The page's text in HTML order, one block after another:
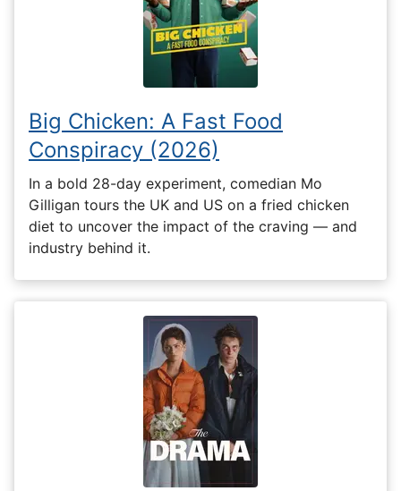
Big Chicken: A Fast Food
Conspiracy (2026)
In a bold 28-day experiment, comedian Mo
Gilligan tours the UK and US on a fried chicken
diet to uncover the impact of the craving — and
industry behind it.